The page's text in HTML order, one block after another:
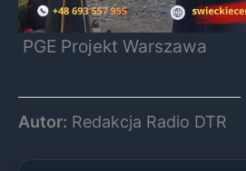
PGE Projekt Warszawa
Autor: Redakcja Radio DTR